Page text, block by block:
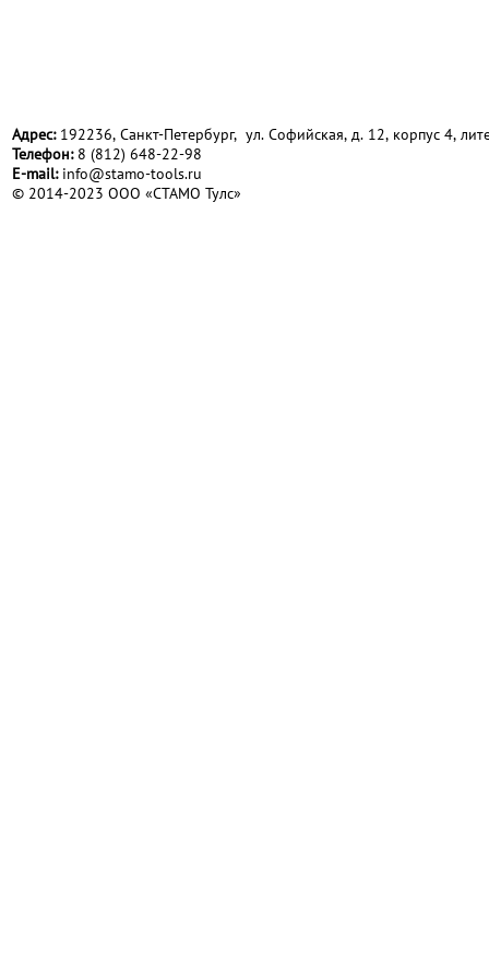
Адрес:192236, Санкт-Петербург, ул. Софийская, д. 12, корпус 4,
Телефон:8 (812) 648-22-98
Е-mail: info@stamo-tools.ru
© 2014-2023 ООО «СТАМО Тулс»